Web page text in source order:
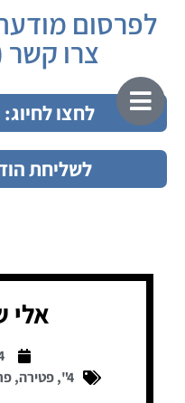
לפרסום
צרו
לחצו לחיוג: 077-9971000
לשליחת
אלי
4"
,פטירה,